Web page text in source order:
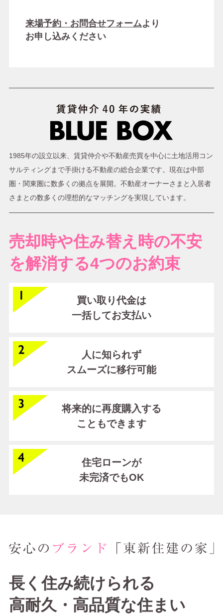
来場予約・お問合せフォームより
お申し込みください
1985年の設立以来、賃貸仲介や不動産売買を中心に土地活用コン
サルティングまで手掛ける不動産の総合企業です。現在は中部
圏・関東圏に数多くの拠点を展開。不動産オーナーさまと入居者
さまとの数多くの理想的なマッチングを実現しています。
売却時や住み替え時の不安
を解消する4つのお約束
買い取り代金は
一括してお支払い
人に知られず
スムーズに移行可能
将来的に再度購入する
こともできます
住宅ローンが
未完済でもOK
長く住み続けられる
高耐久・高品質な住まい